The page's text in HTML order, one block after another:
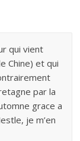
qui vient
Chine) et qui
par la
grace a
je m’en